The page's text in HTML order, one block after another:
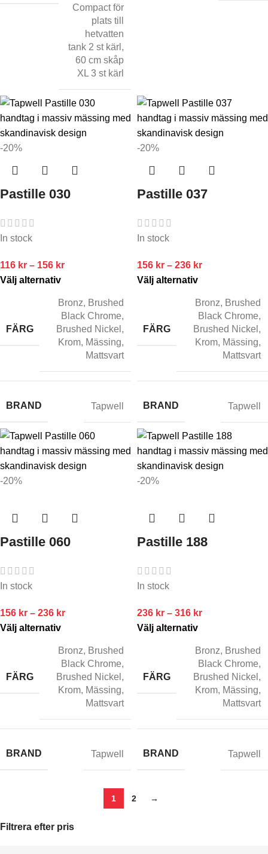
Filtrera efter pris
Compact för
plats till
hetvatten
tank 2 st kärl ,
60 cm skåp
XL 3 st kärl
-20%
Pastille 030
In stock
116 kr – 156 kr
Välj alternativ
FÄRG
Bronz, Brushed
Black Chrome,
Brushed Nickel ,
Krom, Mässing,
Mattsvart
BRAND Tapwell
-20%
Pastille 037
In stock
156 kr – 236 kr
Välj alternativ
FÄRG
Bronz, Brushed
Black Chrome,
Brushed Nickel ,
Krom, Mässing,
Mattsvart
BRAND Tapwell
-20%
Pastille 060
In stock
156 kr – 236 kr
Välj alternativ
FÄRG
Bronz, Brushed
Black Chrome,
Brushed Nickel ,
Krom, Mässing,
Mattsvart
BRAND Tapwell
-20%
Pastille 188
In stock
236 kr – 316 kr
Välj alternativ
FÄRG
Bronz, Brushed
Black Chrome,
Brushed Nickel ,
Krom, Mässing,
Mattsvart
BRAND Tapwell
1 2 →